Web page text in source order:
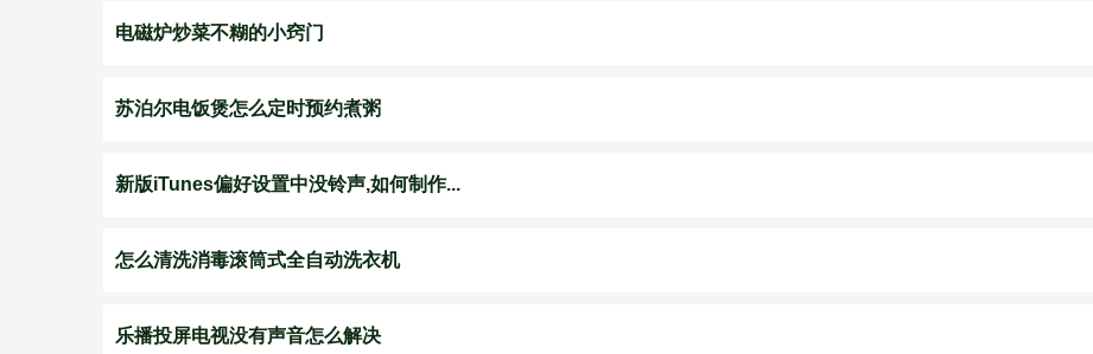
电磁炉炒菜不糊的小窍门
苏泊尔电饭煲怎么定时预约煮粥
新版iTunes偏好设置中没铃声,如何制作...
怎么清洗消毒滚筒式全自动洗衣机
乐播投屏电视没有声音怎么解决